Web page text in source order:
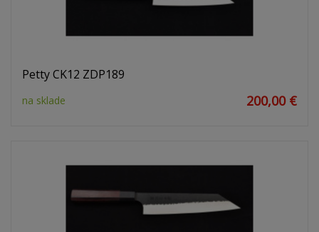
Petty CK12 ZDP189
na sklade 200,00 €